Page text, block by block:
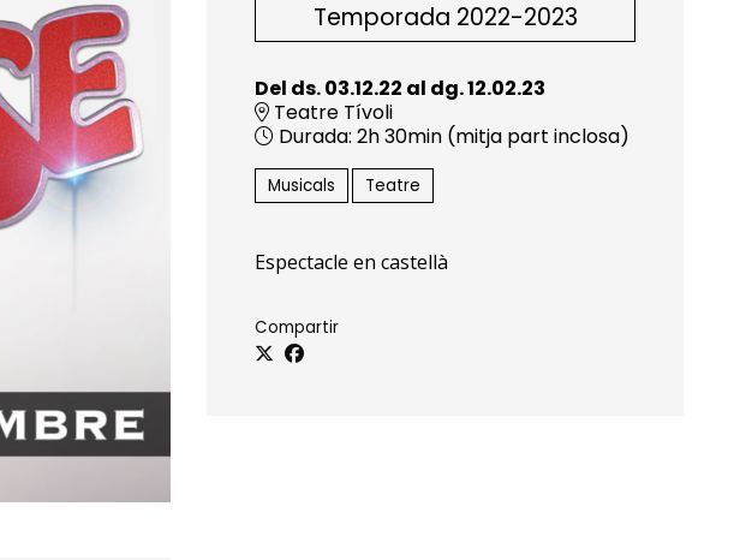
Temporada 2022-2023
Del ds. 03.12.22 al dg. 12.02.23
Teatre Tívoli
Durada: 2h 30min (mitja part inclosa)
Musicals Teatre
Espectacle en castellà
Compartir